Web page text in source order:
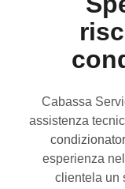
Cabassa
assistenza
esperienza
clientela un